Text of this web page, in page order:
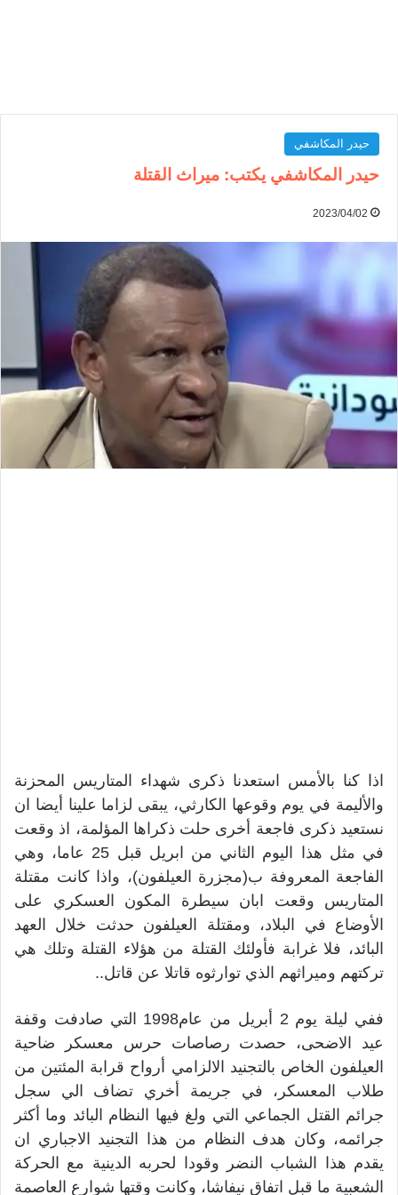
حيدر المكاشفي
حيدر المكاشفي يكتب: ميراث القتلة
2023/04/02
اذا كنا بالأمس استعدنا ذكرى شهداء المتاريس المحزنة
والأليمة في يوم وقوعها الكارثي، يبقى لزاما علينا أيضا ان
نستعيد ذكرى فاجعة أخرى حلت ذكراها المؤلمة، اذ وقعت
في مثل هذا اليوم الثاني من ابريل قبل 25 عاما، وهي
الفاجعة المعروفة ب(مجزرة العيلفون)، واذا كانت مقتلة
المتاريس وقعت ابان سيطرة المكون العسكري على
الأوضاع في البلاد، ومقتلة العيلفون حدثت خلال العهد
البائد، فلا غرابة فأولئك القتلة من هؤلاء القتلة وتلك هي
تركتهم وميراثهم الذي توارثوه قاتلا عن قاتل..
ففي ليلة يوم 2 أبريل من عام1998 التي صادفت وقفة
عيد الاضحى، حصدت رصاصات حرس معسكر ضاحية
العيلفون الخاص بالتجنيد الالزامي أرواح قرابة المئتين من
طلاب المعسكر، في جريمة أخري تضاف الي سجل
جرائم القتل الجماعي التي ولغ فيها النظام البائد وما أكثر
جرائمه، وكان هدف النظام من هذا التجنيد الاجباري ان
يقدم هذا الشباب النضر وقودا لحربه الدينية مع الحركة
الشعبية ما قبل اتفاق نيفاشا، وكانت وقتها شوارع العاصمة